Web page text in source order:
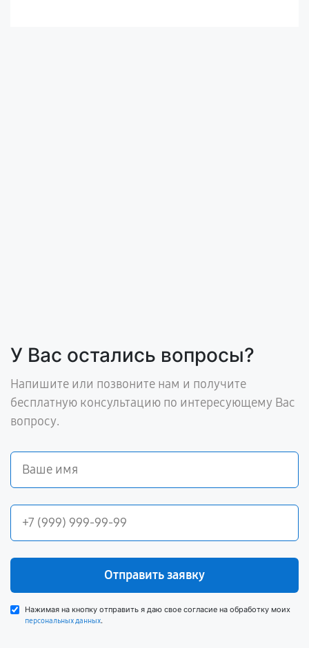
У Вас остались вопросы?
Напишите или позвоните нам и получите
бесплатную консультацию по интересующему Вас
вопросу.
Отправить заявку
Нажимая на кнопку отправить я даю свое согласие на обработку моих
персональных данных.